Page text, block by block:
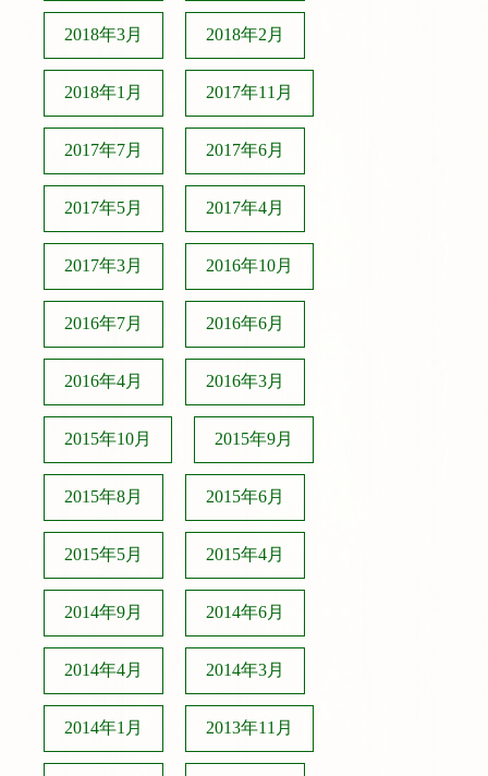
2018年3月 2018年2月
2018年1月 2017年11月
2017年7月 2017年6月
2017年5月 2017年4月
2017年3月 2016年10月
2016年7月 2016年6月
2016年4月 2016年3月
2015年10月 2015年9月
2015年8月 2015年6月
2015年5月 2015年4月
2014年9月 2014年6月
2014年4月 2014年3月
2014年1月 2013年11月